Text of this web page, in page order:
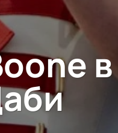
в